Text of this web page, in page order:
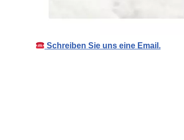
Schreiben Sie uns eine Email.